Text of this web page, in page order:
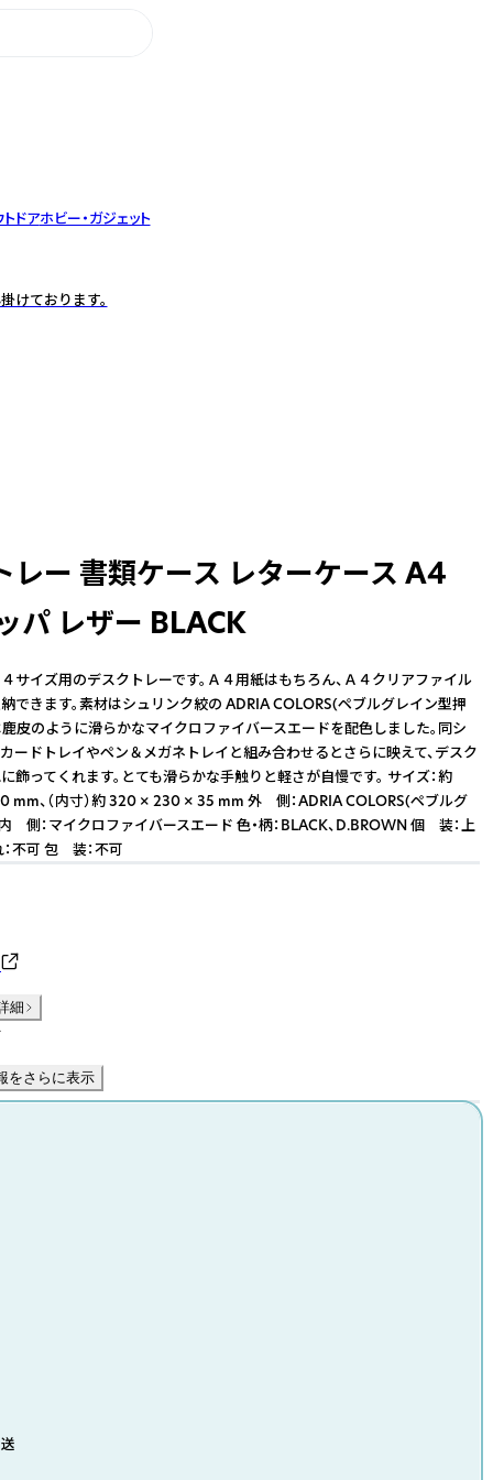
ドアホビー・ガジェット
けております。
レー 書類ケース レターケース A4
パ レザー BLACK
サイズ用のデスクトレーです。Ａ４用紙はもちろん、Ａ４クリアファイル
できます。素材はシュリンク絞の ADRIA COLORS(ペブルグレイン型押
鹿皮のように滑らかなマイクロファイバースエードを配色しました。同シ
ードトレイやペン＆メガネトレイと組み合わせるとさらに映えて、デスク
飾ってくれます。とても滑らかな手触りと軽さが自慢です。 サイズ：約
、（内寸）約 320 × 230 × 35 mm 外 側：ADRIA COLORS(ペブルグ
側：マイクロファイバースエード 色・柄：BLACK、D.BROWN 個 装：上
不可 包 装：不可
細
をさらに表示